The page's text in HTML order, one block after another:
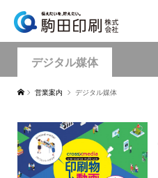
デジタル媒体
営業案内 デジタル媒体